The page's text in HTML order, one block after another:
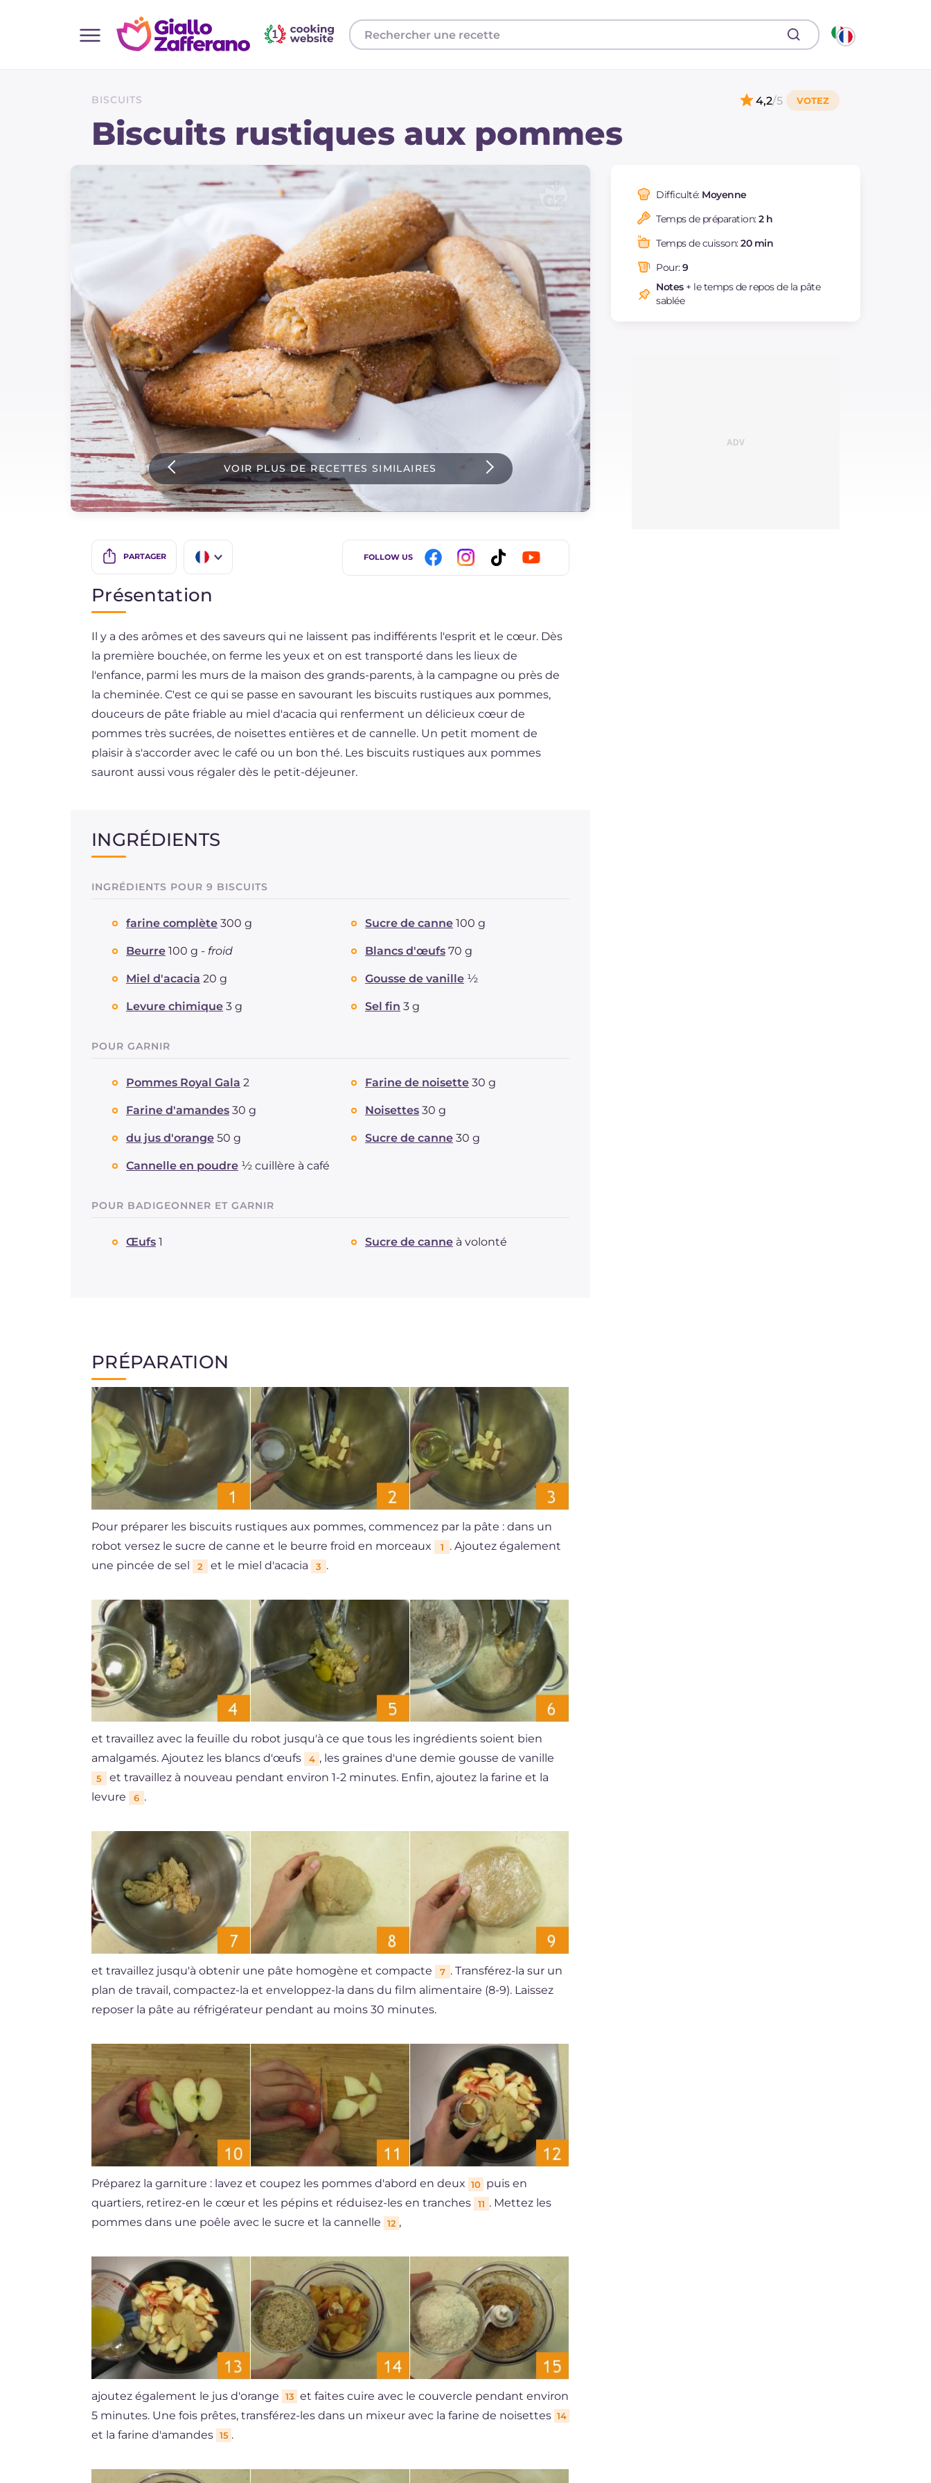
Toutes les recettes
Plats principaux
Boissons et rafraîchissements
Accompagnement
Gateaux et patisserie
Dernieres recettes
IT Website
Instagram
YouTube
BISCUITS
Biscuits rustiques aux pommes
4,2/5
VOIR PLUS DE RECETTES SIMILAIRES
PARTAGER
DE
BR
NL
FOLLOW US
Difficulté: Moyenne
Temps de préparation:2 h
Temps de cuisson:20 min
Pour:9
Notes+ le temps de repos de la pâte
sablée
Présentation
Il y a des arômes et des saveurs qui ne laissent pas indifférents l'esprit et le cœur. Dès
la première bouchée, on ferme les yeux et on est transporté dans les lieux de
l'enfance, parmi les murs de la maison des grands-parents, à la campagne ou près de
la cheminée. C'est ce qui se passe en savourant les biscuits rustiques aux pommes,
douceurs de pâte friable au miel d'acacia qui renferment un délicieux cœur de
pommes très sucrées, de noisettes entières et de cannelle. Un petit moment de
plaisir à s'accorder avec le café ou un bon thé. Les biscuits rustiques aux pommes
sauront aussi vous régaler dès le petit-déjeuner.
INGRÉDIENTS
INGRÉDIENTS POUR 9 BISCUITS
farine complète 300 g Sucre de canne 100 g
Beurre 100 g - froid Blancs d'œufs 70 g
Miel d'acacia 20 g Gousse de vanille ½
Levure chimique 3 g Sel fin 3 g
POUR GARNIR
Pommes Royal Gala 2 Farine de noisette 30 g
Farine d'amandes 30 g Noisettes 30 g
du jus d'orange 50 g Sucre de canne 30 g
Cannelle en poudre ½ cuillère à café
POUR BADIGEONNER ET GARNIR
Œufs 1 Sucre de canne à volonté
PRÉPARATION
Pour préparer les biscuits rustiques aux pommes, commencez par la pâte : dans un
robot versez le sucre de canne et le beurre froid en morceaux
1
. Ajoutez également
une pincée de sel
2 et le miel d'acacia 3 .
et travaillez avec la feuille du robot jusqu'à ce que tous les ingrédients soient bien
amalgamés. Ajoutez les blancs d'œufs
4 , les graines d'une demie gousse de vanille
5
et travaillez à nouveau pendant environ 1-2 minutes. Enfin, ajoutez la farine et la
levure
6 .
et travaillez jusqu'à obtenir une pâte homogène et compacte 7 . Transférez-la sur un
plan de travail, compactez-la et enveloppez-la dans du film alimentaire (8-9). Laissez
reposer la pâte au réfrigérateur pendant au moins 30 minutes.
Préparez la garniture : lavez et coupez les pommes d'abord en deux 10 puis en
quartiers, retirez-en le cœur et les pépins et réduisez-les en tranches
11 . Mettez les
pommes dans une poêle avec le sucre et la cannelle
12 ,
ajoutez également le jus d'orange 13 et faites cuire avec le couvercle pendant environ
5 minutes. Une fois prêtes, transférez-les dans un mixeur avec la farine de noisettes 14
et la farine d'amandes 15 .